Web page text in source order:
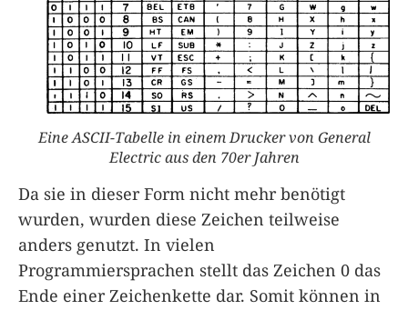
Eine ASCII-Tabelle in einem Drucker von General
Electric aus den 70er Jahren
Da sie in dieser Form nicht mehr benötigt
wurden, wurden diese Zeichen teilweise
anders genutzt. In vielen
Programmiersprachen stellt das Zeichen 0 das
Ende einer Zeichenkette dar. Somit können in